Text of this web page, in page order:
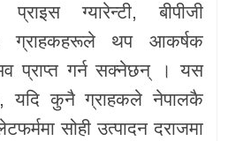
ग्यारेन्टी, बीपीजी
ग्राहकहरूले थप आकर्षक
प्राप्त गर्न सक्नेछन् । यस
यदि कुनै ग्राहकले नेपालकै
सोही उत्पादन दराजमा